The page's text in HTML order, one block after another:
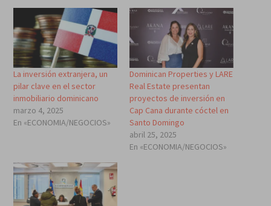
La inversión extranjera, un
pilar clave en el sector
inmobiliario dominicano
marzo 4, 2025
En «ECONOMIA/NEGOCIOS»
Dominican Properties y LARE
Real Estate presentan
proyectos de inversión en
Cap Cana durante cóctel en
Santo Domingo
abril 25, 2025
En «ECONOMIA/NEGOCIOS»